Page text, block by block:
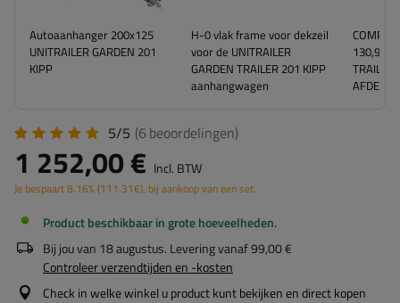
Autoaanhanger 200x125
UNITRAILER GARDEN 201
KIPP
H-0 vlak frame voor dekzeil
voor de UNITRAILER
GARDEN TRAILER 201 KIPP
aanhangwagen
130,9
TRAILER
5/5 (6 beoordelingen)
1 252,00 € Incl. BTW
Je bespaart8.16%(111.31€), bij aankoop van een set.
Product beschikbaar in grote hoeveelheden
Bij jou van 18 augustus. Levering vanaf99,00 €
Controleer verzendtijden en -kosten
Check in welke winkel u product kunt bekijken en direct kopen